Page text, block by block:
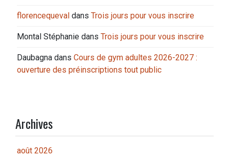
florencequeval dans Trois jours pour vous inscrire
Montal Stéphanie dans Trois jours pour vous inscrire
Daubagna dans Cours de gym adultes 2026-2027 :
ouverture des préinscriptions tout public
Archives
août 2026